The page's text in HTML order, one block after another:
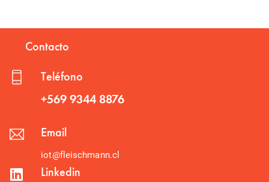
Contacto
Teléfono
+569 9344 8876
Email
iot@fleischmann.cl
Linkedin